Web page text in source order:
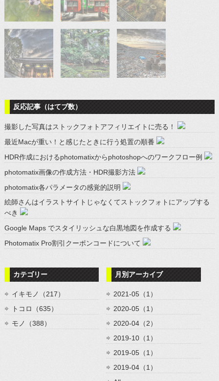
反応記事（はてブ数）
撮影した写真はストックフォトアフィリエイトに売る！
最近Macが重い！と感じたときに行う処置の順番
HDR作成におけるphotomatixからphotoshopへのワークフロー例
photomatix画像の作成方法・HDR撮影方法
photomatix各パラメータの感覚的説明
絵師さんはイラストサイトじゃなくてストックフォトにアップする
べき
Google Maps でスタイリッシュな白黒地図を作成する
Photomatix Pro割引クーポンコードについて
カテゴリー
イキモノ（217）
トコロ（635）
モノ（388）
月別アーカイブ
2021-05（1）
2020-05（1）
2020-04（2）
2019-10（1）
2019-05（1）
2019-04（1）